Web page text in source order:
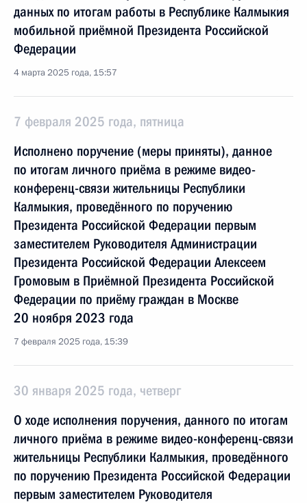
данных по итогам работы в Республике Калмыкия
мобильной приёмной Президента Российской
Федерации
4 марта 2025 года, 15:57
7 февраля 2025 года, пятница
Исполнено поручение (меры приняты), данное
по итогам личного приёма в режиме видео-
конференц-связи жительницы Республики
Калмыкия, проведённого по поручению
Президента Российской Федерации первым
заместителем Руководителя Администрации
Президента Российской Федерации Алексеем
Громовым в Приёмной Президента Российской
Федерации по приёму граждан в Москве
20 ноября 2023 года
7 февраля 2025 года, 15:39
30 января 2025 года, четверг
О ходе исполнения поручения, данного по итогам
личного приёма в режиме видео-конференц-связи
жительницы Республики Калмыкия, проведённого
по поручению Президента Российской Федерации
первым заместителем Руководителя